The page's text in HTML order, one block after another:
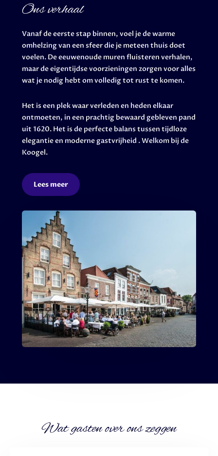
Ons verhaal
Vanaf de eerste stap binnen, voel je de warme
omhelzing van een sfeer die je meteen thuis doet
voelen. De eeuwenoude muren fluisteren verhalen,
maar de eigentijdse voorzieningen zorgen voor alles
wat je nodig hebt om volledig tot rust te komen.
Het is een plek waar verleden en heden elkaar
ontmoeten, in een prachtig bewaard gebleven pand
uit 1620. Het is de perfecte balans tussen tijdloze
elegantie en moderne gastvrijheid . Welkom bij de
Koogel.
Lees meer
Wat gasten over ons zeggen